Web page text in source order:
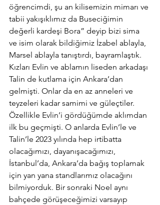
öğrencimdi, şu an kilisemizin mimarı ve
tabii yakışıklımız da Buseciğimin
değerli kardeşi Bora” deyip bizi sima
ve isim olarak bildiğimiz İzabel ablayla,
Marsel ablayla tanıştırdı, bayramlaştık.
Kızları Evlin ve ablamın liseden arkadaşı
Talin de kutlama için Ankara’dan
gelmişti. Onlar da en az anneleri ve
teyzeleri kadar samimi ve güleçtiler.
Özellikle Evlin’i gördüğümde aklımdan
ilk bu geçmişti. O anlarda Evlin’le ve
Talin’le 2023 yılında hep irtibatta
olacağımızı, dayanışacağımızı,
İstanbul’da, Ankara’da bağış toplamak
için yan yana standlarımız olacağını
bilmiyorduk. Bir sonraki Noel aynı
bahçede görüşeceğimizi varsayıp